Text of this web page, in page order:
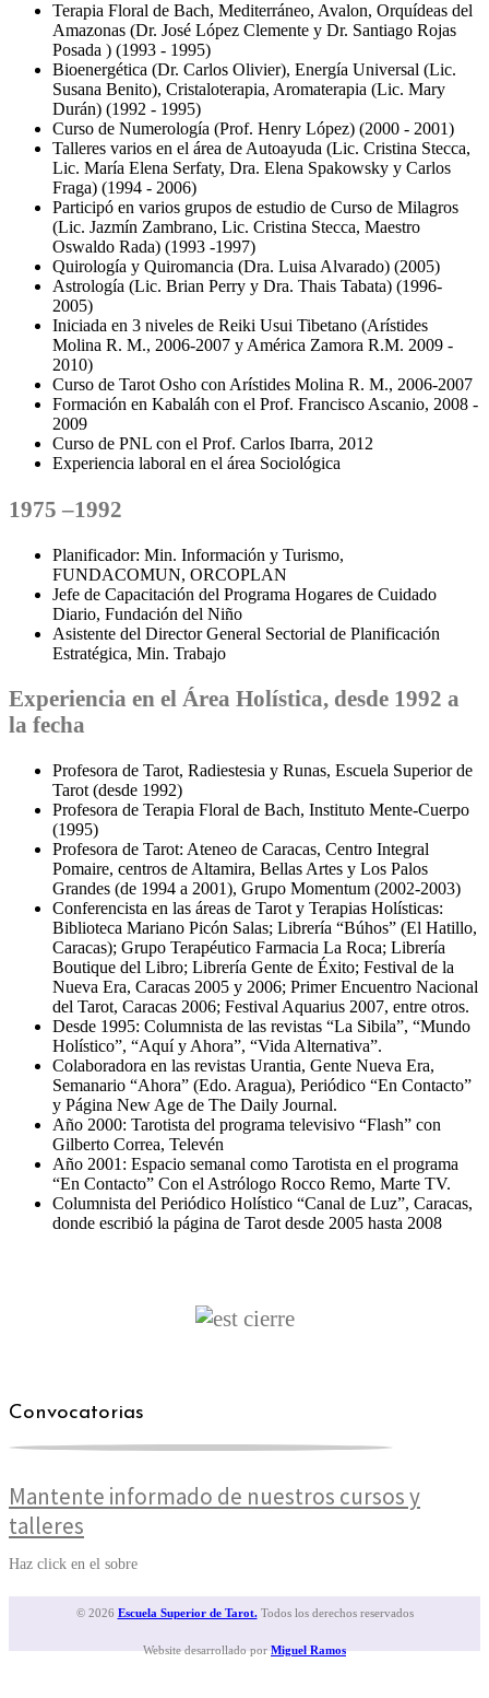
Terapia Floral de Bach, Mediterráneo, Avalon, Orquídeas del
Amazonas (Dr. José López Clemente y Dr. Santiago Rojas
Posada ) (1993 - 1995)
Bioenergética (Dr. Carlos Olivier), Energía Universal (Lic.
Susana Benito), Cristaloterapia, Aromaterapia (Lic. Mary
Durán) (1992 - 1995)
Curso de Numerología (Prof. Henry López) (2000 - 2001)
Talleres varios en el área de Autoayuda (Lic. Cristina Stecca,
Lic. María Elena Serfaty, Dra. Elena Spakowsky y Carlos
Fraga) (1994 - 2006)
Participó en varios grupos de estudio de Curso de Milagros
(Lic. Jazmín Zambrano, Lic. Cristina Stecca, Maestro
Oswaldo Rada) (1993 -1997)
Quirología y Quiromancia (Dra. Luisa Alvarado) (2005)
Astrología (Lic. Brian Perry y Dra. Thais Tabata) (1996-
2005)
Iniciada en 3 niveles de Reiki Usui Tibetano (Arístides
Molina R. M., 2006-2007 y América Zamora R.M. 2009 -
2010)
Curso de Tarot Osho con Arístides Molina R. M., 2006-2007
Formación en Kabaláh con el Prof. Francisco Ascanio, 2008 -
2009
Curso de PNL con el Prof. Carlos Ibarra, 2012
Experiencia laboral en el área Sociológica
1975 –1992
Planificador: Min. Información y Turismo,
FUNDACOMUN, ORCOPLAN
Jefe de Capacitación del Programa Hogares de Cuidado
Diario, Fundación del Niño
Asistente del Director General Sectorial de Planificación
Estratégica, Min. Trabajo
Experiencia en el Área Holística, desde 1992 a
la fecha
Profesora de Tarot, Radiestesia y Runas, Escuela Superior de
Tarot (desde 1992)
Profesora de Terapia Floral de Bach, Instituto Mente-Cuerpo
(1995)
Profesora de Tarot: Ateneo de Caracas, Centro Integral
Pomaire, centros de Altamira, Bellas Artes y Los Palos
Grandes (de 1994 a 2001), Grupo Momentum (2002-2003)
Conferencista en las áreas de Tarot y Terapias Holísticas:
Biblioteca Mariano Picón Salas; Librería “Búhos” (El Hatillo,
Caracas); Grupo Terapéutico Farmacia La Roca; Librería
Boutique del Libro; Librería Gente de Éxito; Festival de la
Nueva Era, Caracas 2005 y 2006; Primer Encuentro Nacional
del Tarot, Caracas 2006; Festival Aquarius 2007, entre otros.
Desde 1995: Columnista de las revistas “La Sibila”, “Mundo
Holístico”, “Aquí y Ahora”, “Vida Alternativa”.
Colaboradora en las revistas Urantia, Gente Nueva Era,
Semanario “Ahora” (Edo. Aragua), Periódico “En Contacto”
y Página New Age de The Daily Journal.
Año 2000: Tarotista del programa televisivo “Flash” con
Gilberto Correa, Televén
Año 2001: Espacio semanal como Tarotista en el programa
“En Contacto” Con el Astrólogo Rocco Remo, Marte TV.
Columnista del Periódico Holístico “Canal de Luz”, Caracas,
donde escribió la página de Tarot desde 2005 hasta 2008
Convocatorias
Mantente informado de nuestros cursos y
talleres
Haz click en el sobre
© 2026 Escuela Superior de Tarot.Todos los derechos reservados
Website desarrollado porMiguel Ramos